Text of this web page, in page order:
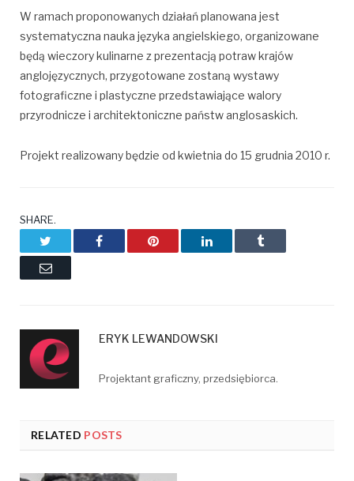
W ramach proponowanych działań planowana jest
systematyczna nauka języka angielskiego, organizowane
będą wieczory kulinarne z prezentacją potraw krajów
anglojęzycznych, przygotowane zostaną wystawy
fotograficzne i plastyczne przedstawiające walory
przyrodnicze i architektoniczne państw anglosaskich.
Projekt realizowany będzie od kwietnia do 15 grudnia 2010 r.
SHARE.
TwitterFacebookPinterestLinkedInTumblr
Email
ERYK LEWANDOWSKI
Projektant graficzny, przedsiębiorca.
RELATED POSTS